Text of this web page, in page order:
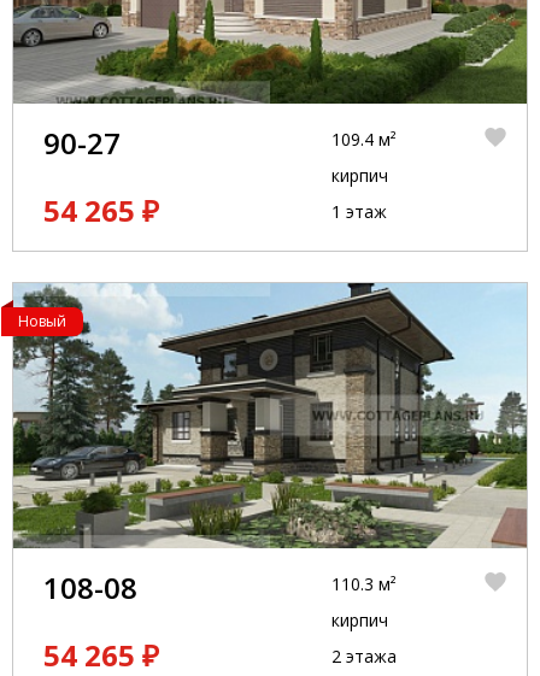
90-27
54 265 ₽
109.4 м²
кирпич
1 этаж
Новый
108-08
54 265 ₽
110.3 м²
кирпич
2 этажа